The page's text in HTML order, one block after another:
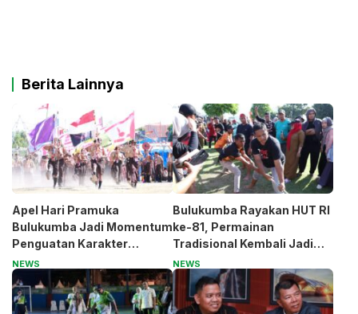
Berita Lainnya
Apel Hari Pramuka
Bulukumba Jadi Momentum
Penguatan Karakter
Generasi Muda
NEWS
Bulukumba Rayakan HUT RI
ke-81, Permainan
Tradisional Kembali Jadi
Magnet
NEWS